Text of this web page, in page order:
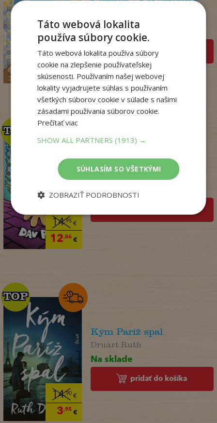
18,99€
15 €
Na sklade
pridať do košíka
14,95€
12,86€
TOP
TOP
Dogman. Larva 22 (8)
14,90€
3,95€
TOP
TOP
Kým Paríž spal
Druart Ruth
Na sklade
pridať do košíka
Táto webová lokalita
používa súbory cookie.
Táto webová lokalita používa súbory
cookie na zlepšenie používateľskej
skúsenosti. Používaním našej webovej
lokality vyjadrujete súhlas s používaním
všetkých súborov cookie v súlade s našimi
zásadami používania súborov cookie.
Prečítať viac
SHOW ALL PARTNERS(1913) →
SÚHLASÍM SO VŠETKÝMI
ZOBRAZIŤ PODROBNOSTI